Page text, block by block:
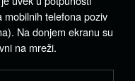
telefona poziv
Na donjem ekranu su
na mreži.